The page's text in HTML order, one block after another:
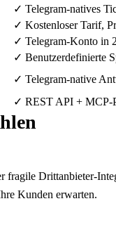
✓ Telegram-natives
✓ Kostenloser Tarif,
✓ Telegram-Konto in
✓ Benutzerdefinierte
✓ Telegram-native
✓ REST API + MCP-
Drittanbieter-
Kunden erwarten.